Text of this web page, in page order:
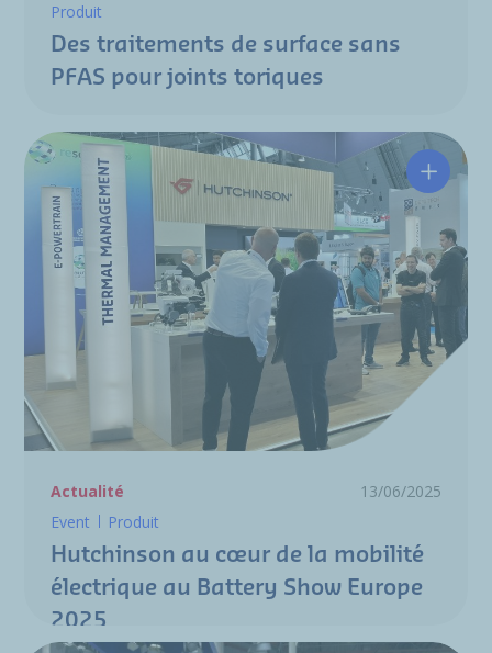
Produit
Des traitements de surface sans
PFAS pour joints toriques
Actualité
13/06/2025
Event
Produit
Hutchinson au cœur de la mobilité
électrique au Battery Show Europe
2025